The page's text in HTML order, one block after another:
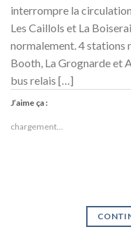
interrompre la
Les Caillols et La
normalement. 4 stations
Booth, La Grognarde et
bus relais […]
J’aime ça :
chargement…